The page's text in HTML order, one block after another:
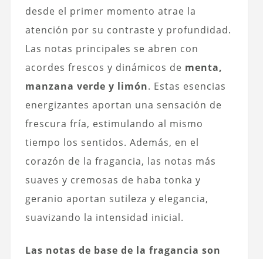
desde el primer momento atrae la
atención por su contraste y profundidad.
Las notas principales se abren con
acordes frescos y dinámicos de menta,
manzana verde y limón. Estas esencias
energizantes aportan una sensación de
frescura fría, estimulando al mismo
tiempo los sentidos. Además, en el
corazón de la fragancia, las notas más
suaves y cremosas de haba tonka y
geranio aportan sutileza y elegancia,
suavizando la intensidad inicial.
Las notas de base de la fragancia son